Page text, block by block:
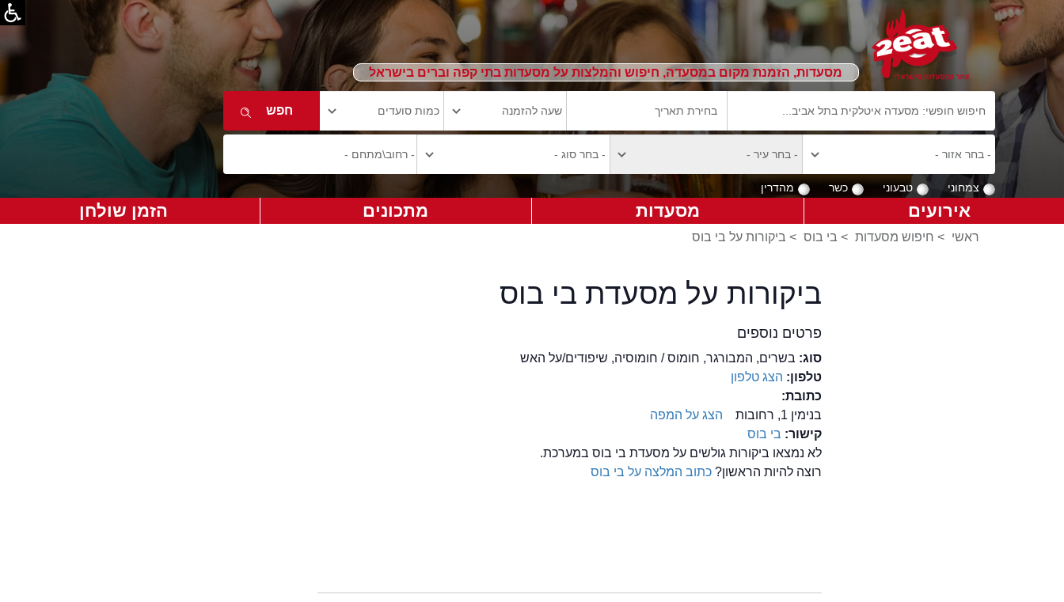
מסעדות, הזמנת מקום במסעדה, חיפוש והמלצות על מסעדות בתי קפה וברים בישראל
צמחוני טבעוני כשר מהדרין
אירועים מסעדות מתכונים הזמן שולחן
ראשי > חיפוש מסעדות > בי בוס > ביקורות על בי בוס
ביקורות על מסעדת בי בוס
פרטים נוספים
סוג: בשרים, המבורגר, חומוס / חומוסיה, שיפודים/על האש
טלפון: הצג טלפון
כתובת:
בנימין 1, רחובות
הצג על המפה
קישור: בי בוס
לא נמצאו ביקורות גולשים על מסעדת בי בוס במערכת.
רוצה להיות הראשון?כתוב המלצה על בי בוס